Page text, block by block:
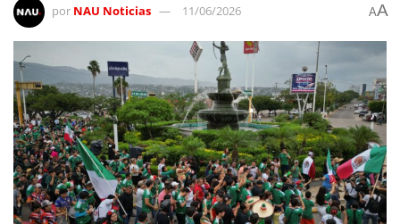
por NAU Noticias 11/06/2026 AA